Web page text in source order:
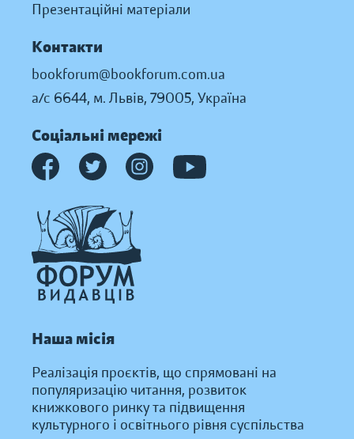
Презентаційні матеріали
Контакти
bookforum@bookforum.com.ua
а/с 6644, м. Львів, 79005, Україна
Соціальні мережі
Наша місія
Реалізація проєктів, що спрямовані на
популяризацію читання, розвиток
книжкового ринку та підвищення
культурного і освітнього рівня суспільства